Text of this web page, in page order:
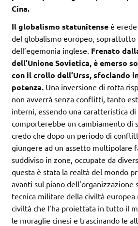
Cina.
Il globalismo statunitense è
del globalismo europeo, soprattutto
dell’egemonia inglese. Frenato
dell’Unione Sovietica, è emerso
con il crollo dell’Urss, sfociando
potenza. Una inversione di rotta
non avverrà senza conflitti, tanto
interni, essendo una caratteristica di
comporterebbe un cambiamento di
credo che dopo un periodo di
giungere ad un assetto multipolare
suddiviso in zone, occupate da
questa è stata la realtà del mondo
avanti sul piano dell’organizzazione
tecnica militare della civiltà
civiltà che l’ha proiettata in tutto il
le muraglie cinesi e trascinando le